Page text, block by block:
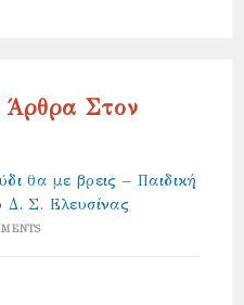
Στον
θα με βρεις – Παιδική
Δ. Σ. Ελευσίνας